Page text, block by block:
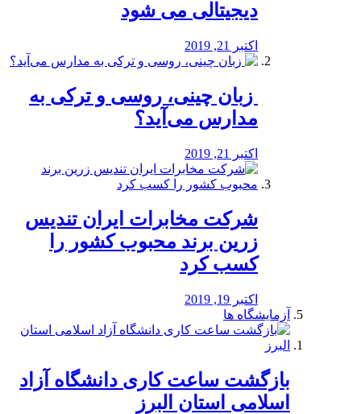
دیجیتالی می شود
اکتبر 21, 2019
️ زبان چینی، روسی و ترکی به
مدارس می‌آید؟
اکتبر 21, 2019
شرکت مخابرات ایران تندیس
زرین برند محبوب کشور را
کسب کرد
اکتبر 19, 2019
آزمایشگاه ها
بازگشت ساعت کاری دانشگاه آزاد
اسلامی استان البرز